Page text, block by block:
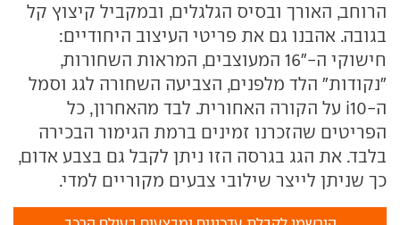
הרוחב, האורך ובסיס הגלגלים, ובמקביל קיצוץ קל
בגובה. אהבנו גם את פריטי העיצוב היחודיים:
חישוקי ה-"16 המעוצבים, המראות השחורות,
"נקודות" הלד מלפנים, הצביעה השחורה לגג וסמל
ה-i10 על הקורה האחורית. לבד מהאחרון, כל
הפריטים שהזכרנו זמינים ברמת הגימור הבכירה
בלבד. את הגג בגרסה הזו ניתן לקבל גם בצבע אדום,
כך שניתן לייצר שילובי צבעים מקוריים למדי.